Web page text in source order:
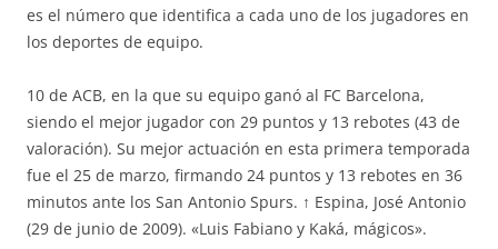
es el número que identifica a cada uno de los jugadores en
los deportes de equipo.
10 de ACB, en la que su equipo ganó al FC Barcelona,
siendo el mejor jugador con 29 puntos y 13 rebotes (43 de
valoración). Su mejor actuación en esta primera temporada
fue el 25 de marzo, firmando 24 puntos y 13 rebotes en 36
minutos ante los San Antonio Spurs. ↑ Espina, José Antonio
(29 de junio de 2009). «Luis Fabiano y Kaká, mágicos».